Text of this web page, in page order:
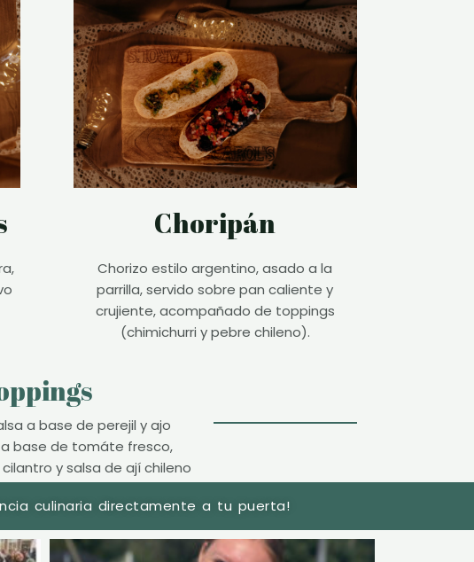
Choripán
Chorizo estilo argentino, asado a la
parrilla, servido sobre pan caliente y
crujiente, acompañado de toppings
(chimichurri y pebre chileno).
a base de perejil y ajo
a base de tomáte fresco,
y salsa de ají chileno
culinaria directamente a tu puerta!